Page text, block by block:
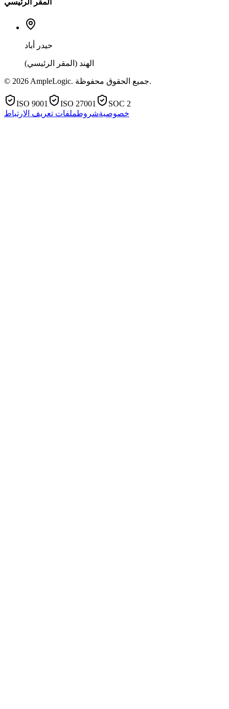
المقر الرئيسي
حيدر أباد
الهند (المقر الرئيسي)
© 2026 AmpleLogic. جميع الحقوق محفوظة.
ISO 9001 ISO 27001
SOC 2
خصوصيةشروطملفات تعريف الارتباط